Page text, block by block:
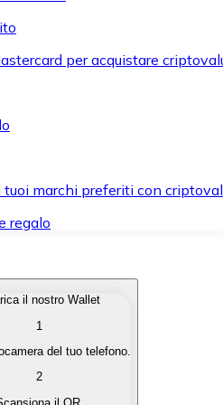
per acquistare
marchi preferiti con
regalo
che ti interessano in modo
in valuta fiat quando ne hai
il nostro Wallet
1
del tuo telefono.
2